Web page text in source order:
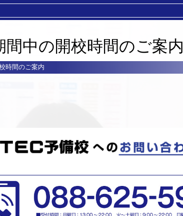
間中の開校時間のご案内
時間のご案内